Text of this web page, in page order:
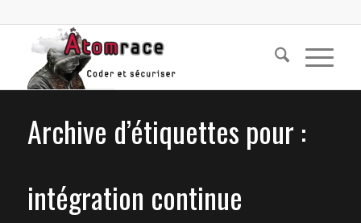
Archive d’étiquettes pour :
intégration continue